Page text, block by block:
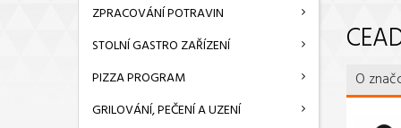
ZPRACOVÁNÍ POTRAVIN
STOLNÍ GASTRO ZAŘÍZENÍ
PIZZA PROGRAM
GRILOVÁNÍ, PEČENÍ A UZENÍ
O